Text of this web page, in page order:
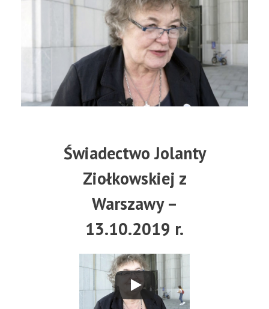
Świadectwo Jolanty
Ziołkowskiej z
Warszawy –
13.10.2019 r.